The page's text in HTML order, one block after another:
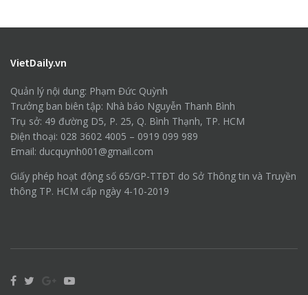
VietDaily.vn
Quản lý nội dung: Phạm Đức Quỳnh
Trưởng ban biên tập: Nhà báo Nguyễn Thanh Bình
Trụ sở: 49 đường D5, P. 25, Q. Bình Thạnh, TP. HCM
Điện thoại: 028 3602 4005 – 0919 099 989
Email: ducquynh001@gmail.com
Giấy phép hoạt động số 65/GP-TTĐT do Sở Thông tin và Truyền
thông TP. HCM cấp ngày 4-10-2019